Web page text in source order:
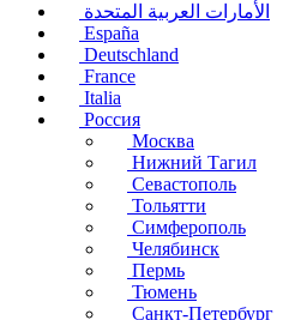
الأمارات العربية المتحدة
España
Deutschland
France
Italia
Россия
Москва
Нижний Тагил
Севастополь
Тольятти
Симферополь
Челябинск
Пермь
Тюмень
Санкт-Петербург